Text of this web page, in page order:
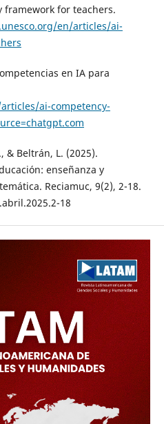
framework for teachers.
en/articles/ai-
en IA para
ai-competency-
& Beltrán, L. (2025).
enseñanza y
Reciamuc, 9(2), 2-18.
18